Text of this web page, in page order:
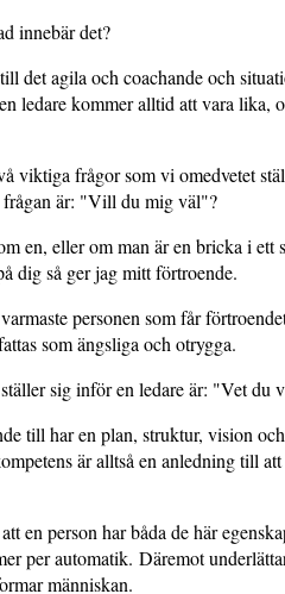
innebär det?
det agila och coachande och
ledare kommer alltid att vara lika,
viktiga frågor som vi omedvetet
frågan är: "Vill du mig väl"?
en, eller om man är en bricka i ett
dig så ger jag mitt förtroende.
personen som får
som ängsliga och otrygga.
sig inför en ledare är: "Vet du
till har en plan, struktur, vision
är alltså en anledning till att
en person har båda de här
per automatik. Däremot
människan.